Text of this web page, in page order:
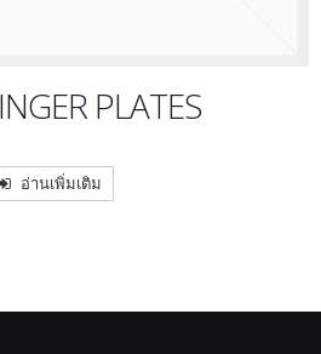
PLATES
อ่านเพิ่มเติม